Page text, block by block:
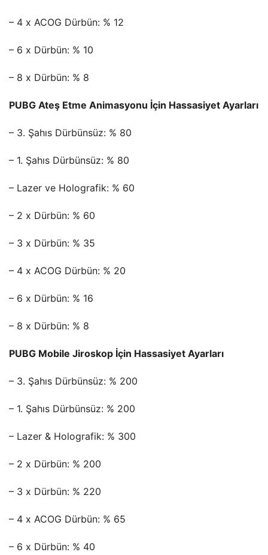
– 4 x ACOG Dürbün: % 12
– 6 x Dürbün: % 10
– 8 x Dürbün: % 8
PUBG Ateş Etme Animasyonu İçin Hassasiyet Ayarları
– 3. Şahıs Dürbünsüz: % 80
– 1. Şahıs Dürbünsüz: % 80
– Lazer ve Holografik: % 60
– 2 x Dürbün: % 60
– 3 x Dürbün: % 35
– 4 x ACOG Dürbün: % 20
– 6 x Dürbün: % 16
– 8 x Dürbün: % 8
PUBG Mobile Jiroskop İçin Hassasiyet Ayarları
– 3. Şahıs Dürbünsüz: % 200
– 1. Şahıs Dürbünsüz: % 200
– Lazer & Holografik: % 300
– 2 x Dürbün: % 200
– 3 x Dürbün: % 220
– 4 x ACOG Dürbün: % 65
– 6 x Dürbün: % 40